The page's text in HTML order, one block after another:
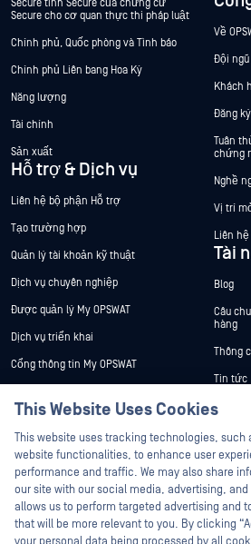
Secure tính Secure của chứng cứ
Secure cho cơ quan thực thi pháp luật
Chính phủ, Quốc phòng và Tình báo
Chính phủ Liên bang Hoa Kỳ
Năng lượng
Tài chính
Sản xuất
Hỗ trợ & Dịch vụ
Liên hệ bộ phận Hỗ trợ
Tạo trường hợp
Quản lý tài khoản kỹ thuật
Dịch vụ chuyên nghiệp
Được quản lý My OPSWAT
Dịch vụ triển khai
Cổng thông tin My OPSWAT
Chương trình Xử lý Lỗ hổng Bảo mật
Đối tác
Chứng nhận
Đối tác công nghệ
Về
Đội
Khách
Đăng
Tuân
chứng
Nghề
Vị trí
Liên
Tài
Blog
Câu
hàng
Thông
Tin tức
Sự kiện
Hội
White
Công
This Website Uses Cookies
This website uses tracking technologies,
website functionalities, to enhance user
performance and traffic. We may also share
our site with our social media, advertising,
allows us to perform targeted advertising and
that will be more relevant to you. By clicking
Hey there!
I'm Ozzy, your
How can I help you
today?